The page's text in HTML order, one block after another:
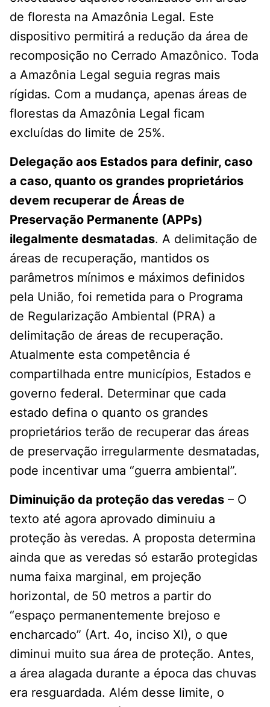
de floresta na Amazônia Legal. Este
dispositivo permitirá a redução da área de
recomposição no Cerrado Amazônico. Toda
a Amazônia Legal seguia regras mais
rígidas. Com a mudança, apenas áreas de
florestas da Amazônia Legal ficam
excluídas do limite de 25%.
Delegação aos Estados para definir, caso
a caso, quanto os grandes proprietários
devem recuperar de Áreas de
Preservação Permanente (APPs)
ilegalmente desmatadas. A delimitação de
áreas de recuperação, mantidos os
parâmetros mínimos e máximos definidos
pela União, foi remetida para o Programa
de Regularização Ambiental (PRA) a
delimitação de áreas de recuperação.
Atualmente esta competência é
compartilhada entre municípios, Estados e
governo federal. Determinar que cada
estado defina o quanto os grandes
proprietários terão de recuperar das áreas
de preservação irregularmente desmatadas,
pode incentivar uma “guerra ambiental”.
Diminuição da proteção das veredas – O
texto até agora aprovado diminuiu a
proteção às veredas. A proposta determina
ainda que as veredas só estarão protegidas
numa faixa marginal, em projeção
horizontal, de 50 metros a partir do
“espaço permanentemente brejoso e
encharcado” (Art. 4o, inciso XI), o que
diminui muito sua área de proteção. Antes,
a área alagada durante a época das chuvas
era resguardada. Além desse limite, o